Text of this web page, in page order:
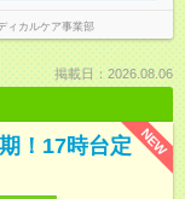
ィカルケア事業部
掲載日：2026.08.06
NEW
！17時台定